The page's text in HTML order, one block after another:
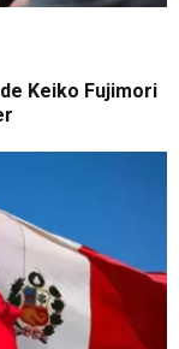
Keiko Fujimori